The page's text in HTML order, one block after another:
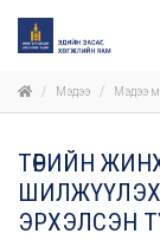
Мэдээ Мэдээ
ТӨРИЙН
ЭРХЭЛСЭН